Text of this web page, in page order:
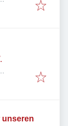
unseren